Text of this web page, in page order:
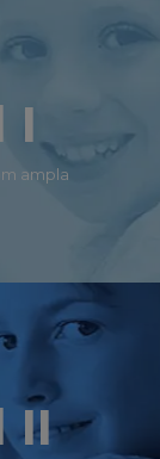
I
ampla
II